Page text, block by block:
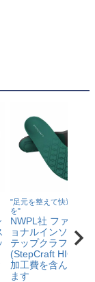
"足元を整えて快適な生活
を"
NWPL社 ファンク
ョナルインソール
テップクラフト ハ
(StepCraft HIGH)
加工費を含んでお
ます